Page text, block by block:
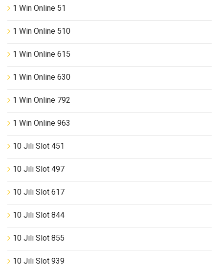
1 Win Online 51
1 Win Online 510
1 Win Online 615
1 Win Online 630
1 Win Online 792
1 Win Online 963
10 Jili Slot 451
10 Jili Slot 497
10 Jili Slot 617
10 Jili Slot 844
10 Jili Slot 855
10 Jili Slot 939